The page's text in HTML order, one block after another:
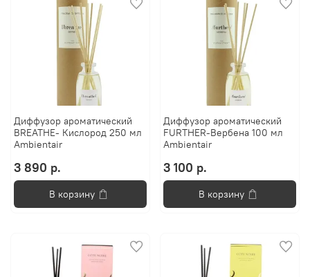
Диффузор ароматический
BREATHE- Кислород 250 мл
Ambientair
3 890 р.
В корзину
Диффузор ароматический
FURTHER-Вербена 100 мл
Ambientair
3 100 р.
В корзину